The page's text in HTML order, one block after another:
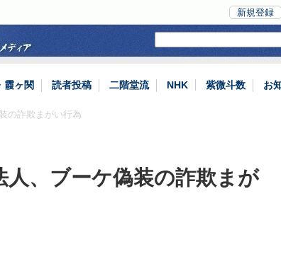
新規登録
霞ヶ関 読者投稿 二階堂流 NHK 紫微斗数 お
の詐欺まがい行為
、ブーケ偽装の詐欺まが